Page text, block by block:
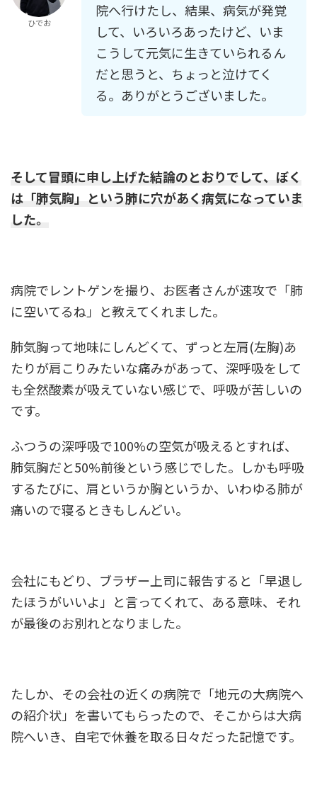
ひでお
院へ行けたし、結果、病気が発覚
して、いろいろあったけど、いま
こうして元気に生きていられるん
だと思うと、ちょっと泣けてく
る。ありがとうございました。
そして冒頭に申し上げた結論のとおりでして、ぼく
は「肺気胸」という肺に穴があく病気になっていま
した。
病院でレントゲンを撮り、お医者さんが速攻で「肺
に空いてるね」と教えてくれました。
肺気胸って地味にしんどくて、ずっと左肩(左胸)あ
たりが肩こりみたいな痛みがあって、深呼吸をして
も全然酸素が吸えていない感じで、呼吸が苦しいの
です。
ふつうの深呼吸で100%の空気が吸えるとすれば、
肺気胸だと50%前後という感じでした。しかも呼吸
するたびに、肩というか胸というか、いわゆる肺が
痛いので寝るときもしんどい。
会社にもどり、ブラザー上司に報告すると「早退し
たほうがいいよ」と言ってくれて、ある意味、それ
が最後のお別れとなりました。
たしか、その会社の近くの病院で「地元の大病院へ
の紹介状」を書いてもらったので、そこからは大病
院へいき、自宅で休養を取る日々だった記憶です。